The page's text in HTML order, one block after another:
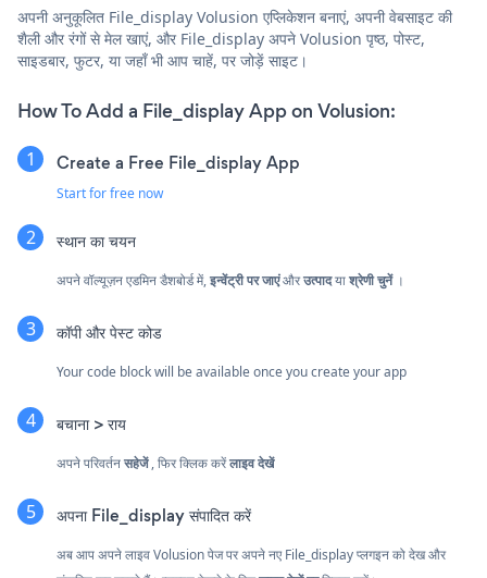
अपनी अनुकूलित File_display Volusion एप्लिकेशन बनाएं, अपनी वेबसाइट की
शैली और रंगों से मेल खाएं, और File_display अपने Volusion पृष्ठ, पोस्ट,
साइडबार, फुटर, या जहाँ भी आप चाहें, पर जोड़ें साइट।
How To Add a File_display App on Volusion:
Create a Free File_display App
Start for free now
स्थान का चयन
अपने वॉल्यूज़न एडमिन डैशबोर्ड में,इन्वेंट्री पर जाएंऔरउत्पादयाश्रेणी चुनें।
कॉपी और पेस्ट कोड
Your code block will be available once you create your app
बचाना > राय
अपने परिवर्तनसहेजें, फिर क्लिक करेंलाइव देखें
अपना File_display संपादित करें
अब आप अपने लाइव Volusion पेज पर अपने नए File_display प्लगइन को देख और